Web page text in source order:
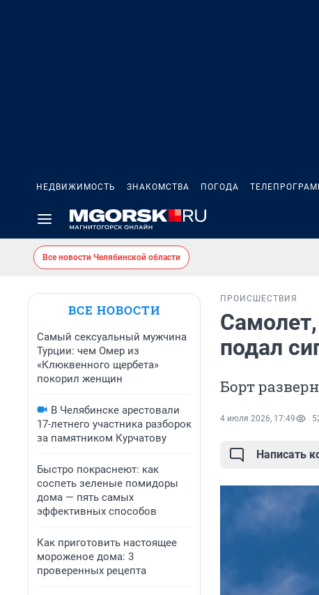
НЕДВИЖИМОСТЬ ЗНАКОМСТВА ПОГОДА
Все новости Челябинской области
ВСЕ НОВОСТИ
Самый сексуальный мужчина
Турции: чем Омер из
«Клюквенного щербета»
покорил женщин
В Челябинске арестовали
17-летнего участника разборок
за памятником Курчатову
Быстро покраснеют: как
соспеть зеленые помидоры
дома — пять самых
эффективных способов
Как приготовить настоящее
мороженое дома: 3
проверенных рецепта
ПРОИСШЕСТВИЯ
подал
Борт
4 июля 2026, 17:49
Написать